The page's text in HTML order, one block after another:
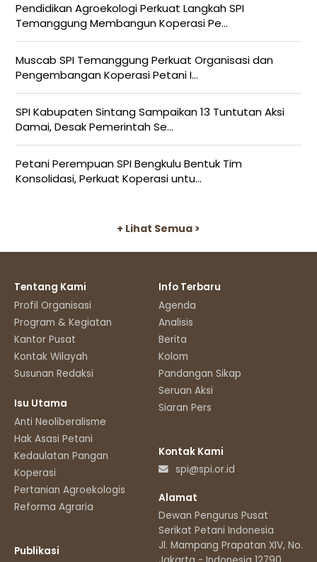
Pendidikan Agroekologi Perkuat Langkah SPI
Temanggung Membangun Koperasi Pe...
Muscab SPI Temanggung Perkuat Organisasi dan
Pengembangan Koperasi Petani I...
SPI Kabupaten Sintang Sampaikan 13 Tuntutan Aksi
Damai, Desak Pemerintah Se...
Petani Perempuan SPI Bengkulu Bentuk Tim
Konsolidasi, Perkuat Koperasi untu...
+ Lihat Semua >
Tentang Kami
Profil Organisasi
Program & Kegiatan
Kantor Pusat
Kontak Wilayah
Susunan Redaksi
Isu Utama
Anti Neoliberalisme
Hak Asasi Petani
Kedaulatan Pangan
Koperasi
Pertanian Agroekologis
Reforma Agraria
Publikasi
Info Terbaru
Agenda
Analisis
Berita
Kolom
Pandangan Sikap
Seruan Aksi
Siaran Pers
Kontak Kami
spi@spi.or.id
Alamat
Dewan Pengurus Pusat
Serikat Petani Indonesia
Jl. Mampang Prapatan XIV, No.11